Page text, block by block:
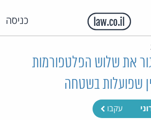
כניסה
את שלוש הפלטפורמות
שפועלות בשטחה
עקבו